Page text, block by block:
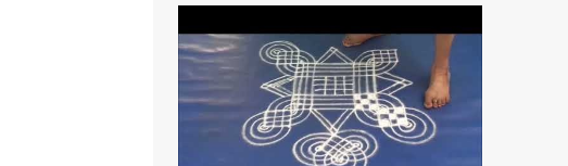
procedure for more than 40 years in our
house each Friday.Now my daughter-in-law
is also performing the same.In this post,i
have written how to make Lakshmi poojai
with Thiruvilakku poojai